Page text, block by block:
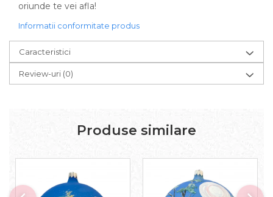
oriunde te vei afla!
Informatii conformitate produs
Caracteristici
Review-uri (0)
Produse similare